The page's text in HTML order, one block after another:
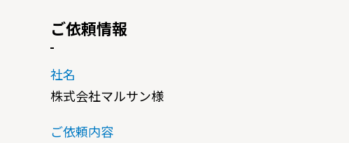
ご依頼情報
社名
株式会社マルサン様
ご依頼内容